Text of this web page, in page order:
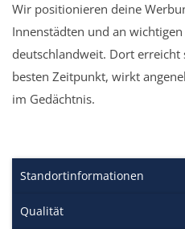
Wir positionieren deine
Innenstädten und an
deutschlandweit. Dort erreicht
besten Zeitpunkt, wirkt
im Gedächtnis.
Standortinformationen
Qualität